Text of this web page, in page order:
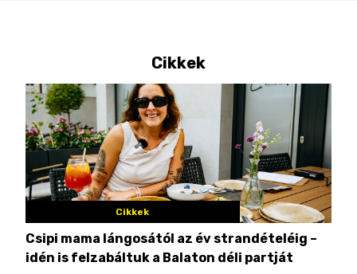
Cikkek
Cikkek
Csipi mama lángosától az év strandételéig –
idén is felzabáltuk a Balaton déli partját